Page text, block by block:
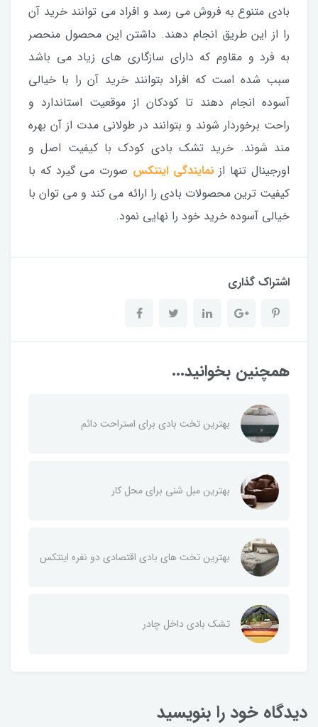
بادی متنوع به فروش می رسد و افراد می توانند خرید آن
را از این طریق انجام دهند. داشتن این محصول منحصر
به فرد و مقاوم که دارای سازگاری های زیاد می باشد
سبب شده است که افراد بتوانند خرید آن را با خیالی
آسوده انجام دهند تا کودکان از موقعیت استاندارد و
راحت برخوردار شوند و بتوانند در طولانی مدت از آن بهره
مند شوند. خرید تشک بادی کودک با کیفیت اصل و
اورجینال تنها از نمایندگی اینتکس صورت می گیرد که با
کیفیت ترین محصولات بادی را ارائه می کند و می توان با
خیالی آسوده خرید خود را نهایی نمود.
اشتراک گذاری
همچنین بخوانید...
بهترین تخت بادی برای استراحت دائم
بهترین مبل شنی برای محل کار
بهترین تخت های بادی اقتصادی دو نفره اینتکس
تشک بادی داخل چادر
دیدگاه خود را بنویسید